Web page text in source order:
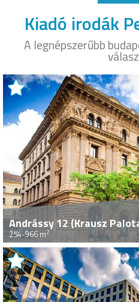
Kiadó irodák
A legnépszerűbb
Andrássy 12 (Krausz
254-966 m2